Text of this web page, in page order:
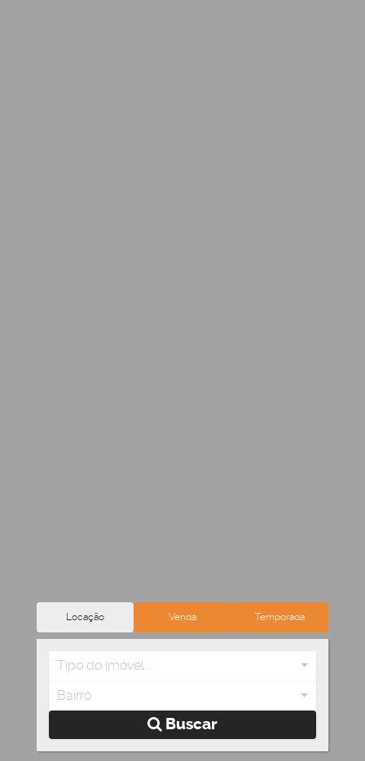
Locação Venda Temporada
Tipo do imóvel...
Bairro
Buscar